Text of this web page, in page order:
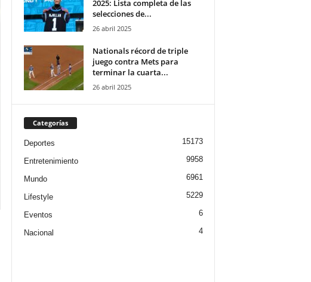
2025: Lista completa de las
selecciones de...
26 abril 2025
Nationals récord de triple
juego contra Mets para
terminar la cuarta...
26 abril 2025
Categorías
Deportes 15173
Entretenimiento 9958
Mundo 6961
Lifestyle 5229
Eventos 6
Nacional 4